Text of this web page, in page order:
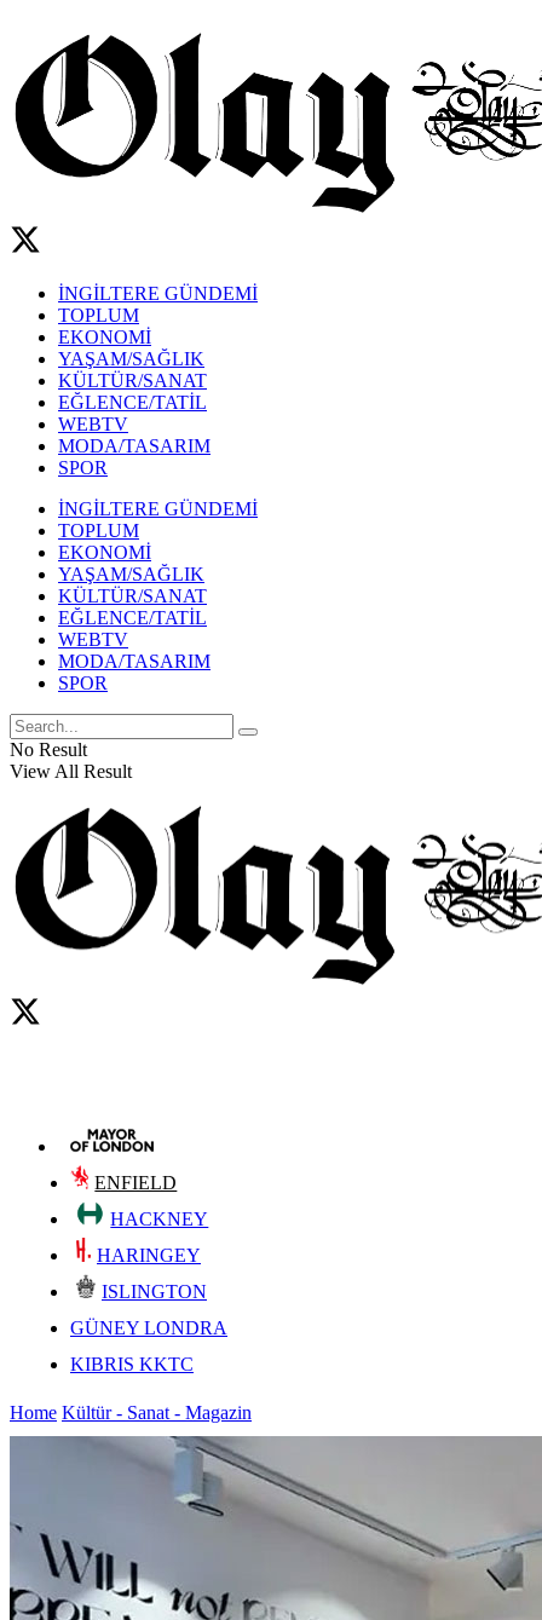
İNGİLTERE GÜNDEMİ
TOPLUM
EKONOMİ
YAŞAM/SAĞLIK
KÜLTÜR/SANAT
EĞLENCE/TATİL
WEBTV
MODA/TASARIM
SPOR
İNGİLTERE GÜNDEMİ
TOPLUM
EKONOMİ
YAŞAM/SAĞLIK
KÜLTÜR/SANAT
EĞLENCE/TATİL
WEBTV
MODA/TASARIM
SPOR
No Result
View All Result
ENFIELD
HACKNEY
HARINGEY
ISLINGTON
GÜNEY LONDRA
KIBRIS KKTC
Home Kültür - Sanat - Magazin